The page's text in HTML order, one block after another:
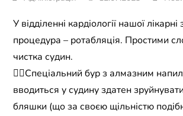
У відділенні кардіології нашої
процедура – ротабляція. Простими
чистка судин.
☝🏼Спеціальний бур з алмазним
вводиться у судину здатен
бляшки (що за своєю щільністю